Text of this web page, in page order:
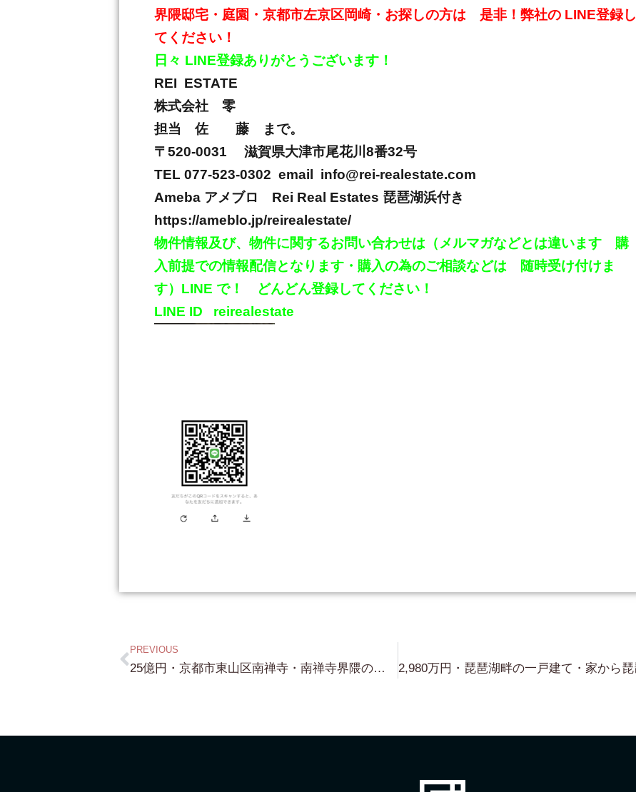
界隈邸宅・庭園・京都市左京区岡崎・お探しの方は 是非！弊社の LINE登録し
てください！
日々 LINE登録ありがとうございます！
REI ESTATE
株式会社 零
担当 佐 藤 まで。
〒520-0031 滋賀県大津市尾花川 8番32号
TEL 077-523-0302 email info@rei-realestate.com
Ameba アメブロ Rei Real Estates 琵琶湖浜付き
https://ameblo.jp/reirealestate/
物件情報及び、物件に関するお問い合わせは（メルマガなどとは違います 購
入前提での情報配信となります・購入の為のご相談などは 随時受け付けま
す） LINE で！ どんどん登録してください！
LINE ID reirealestate
PREVIOUS
25億円・京都市東山区南禅寺・南禅寺界隈の邸宅・敷地約270坪・こちらも 歴史的価値ありのお屋敷です・CA 必須・完全非公開の水面下物件になります。 南禅寺界隈に 別荘・邸宅をお探しの方へ